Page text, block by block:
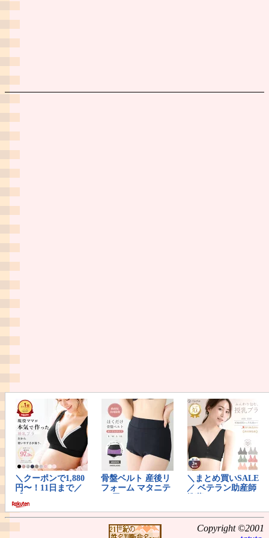
Copyright ©2001